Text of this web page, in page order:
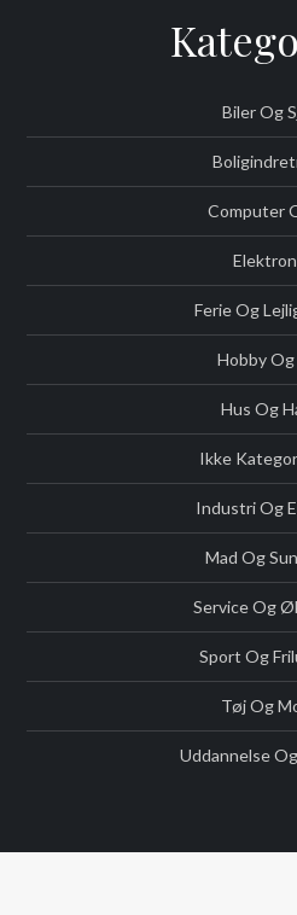
Biler Og
Computer
Ferie Og
Hobby Og
Hus Og
Ikke
Industri Og
Mad Og
Service Og
Sport Og
Tøj Og
Uddannelse